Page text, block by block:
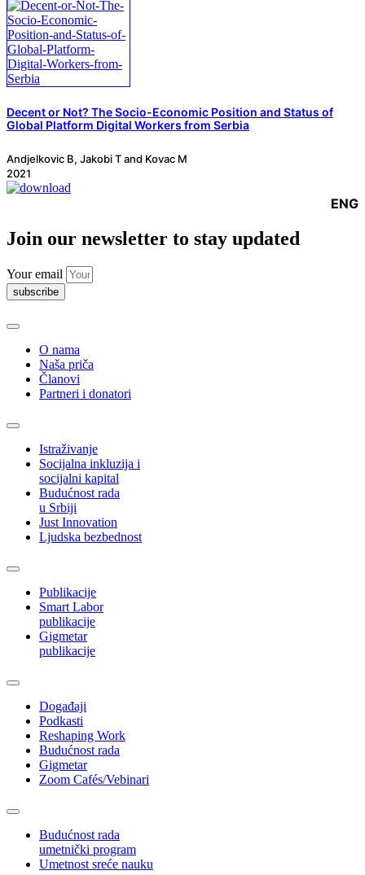
Decent or Not? The Socio-Economic Position and Status of
Global Platform Digital Workers from Serbia
Andjelkovic B, Jakobi T and Kovac M
2021
ENG
Join our newsletter to stay updated
Your email
subscribe
O nama
Naša priča
Članovi
Partneri i donatori
Istraživanje
Socijalna inkluzija i
socijalni kapital
Budućnost rada
u Srbiji
Just Innovation
Ljudska bezbednost
Publikacije
Smart Labor
publikacije
Gigmetar
publikacije
Događaji
Podkasti
Reshaping Work
Budućnost rada
Gigmetar
Zoom Cafés/Vebinari
Budućnost rada
umetnički program
Umetnost sreće nauku